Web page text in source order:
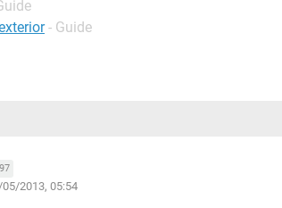
- Guide
2013, 05:54